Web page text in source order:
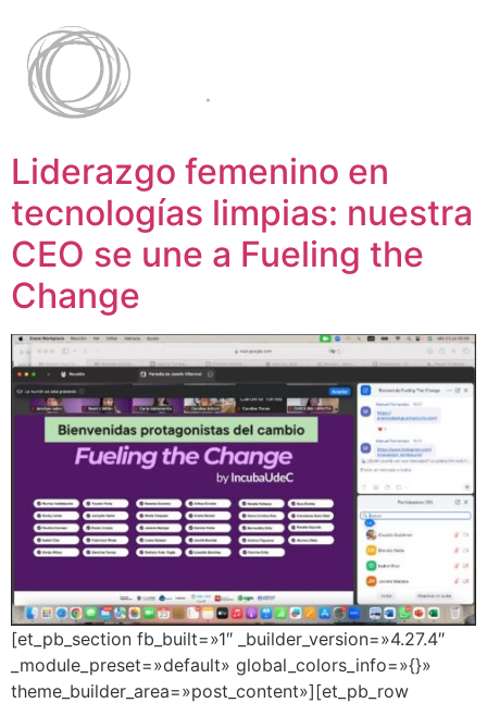
Liderazgo femenino en
tecnologías limpias: nuestra
CEO se une a Fueling the
Change
[et_pb_section fb_built=»1″ _builder_version=»4.27.4″
_module_preset=»default» global_colors_info=»{}»
theme_builder_area=»post_content»][et_pb_row